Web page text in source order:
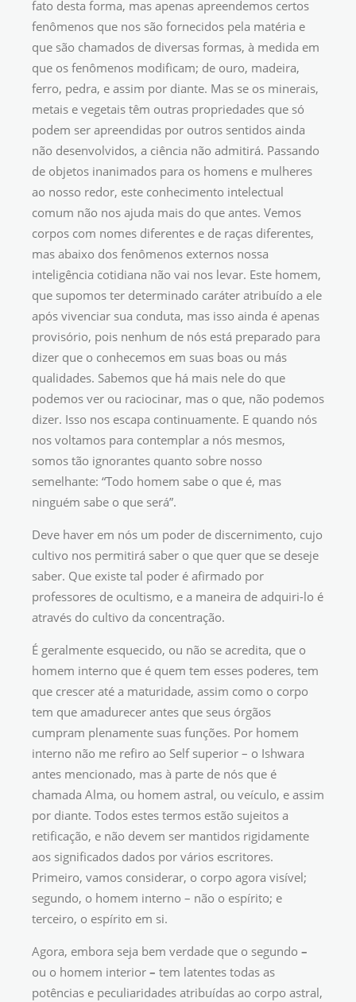
fato desta forma, mas apenas apreendemos certos
fenômenos que nos são fornecidos pela matéria e
que são chamados de diversas formas, à medida em
que os fenômenos modificam; de ouro, madeira,
ferro, pedra, e assim por diante. Mas se os minerais,
metais e vegetais têm outras propriedades que só
podem ser apreendidas por outros sentidos ainda
não desenvolvidos, a ciência não admitirá. Passando
de objetos inanimados para os homens e mulheres
ao nosso redor, este conhecimento intelectual
comum não nos ajuda mais do que antes. Vemos
corpos com nomes diferentes e de raças diferentes,
mas abaixo dos fenômenos externos nossa
inteligência cotidiana não vai nos levar. Este homem,
que supomos ter determinado caráter atribuído a ele
após vivenciar sua conduta, mas isso ainda é apenas
provisório, pois nenhum de nós está preparado para
dizer que o conhecemos em suas boas ou más
qualidades. Sabemos que há mais nele do que
podemos ver ou raciocinar, mas o que, não podemos
dizer. Isso nos escapa continuamente. E quando nós
nos voltamos para contemplar a nós mesmos,
somos tão ignorantes quanto sobre nosso
semelhante: “Todo homem sabe o que é, mas
ninguém sabe o que será”.
Deve haver em nós um poder de discernimento, cujo
cultivo nos permitirá saber o que quer que se deseje
saber. Que existe tal poder é afirmado por
professores de ocultismo, e a maneira de adquiri-lo é
através do cultivo da concentração.
É geralmente esquecido, ou não se acredita, que o
homem interno que é quem tem esses poderes, tem
que crescer até a maturidade, assim como o corpo
tem que amadurecer antes que seus órgãos
cumpram plenamente suas funções. Por homem
interno não me refiro ao Self superior – o Ishwara
antes mencionado, mas à parte de nós que é
chamada Alma, ou homem astral, ou veículo, e assim
por diante. Todos estes termos estão sujeitos a
retificação, e não devem ser mantidos rigidamente
aos significados dados por vários escritores.
Primeiro, vamos considerar, o corpo agora visível;
segundo, o homem interno – não o espírito; e
terceiro, o espírito em si.
Agora, embora seja bem verdade que o segundo –
ou o homem interior – tem latentes todas as
potências e peculiaridades atribuídas ao corpo astral,